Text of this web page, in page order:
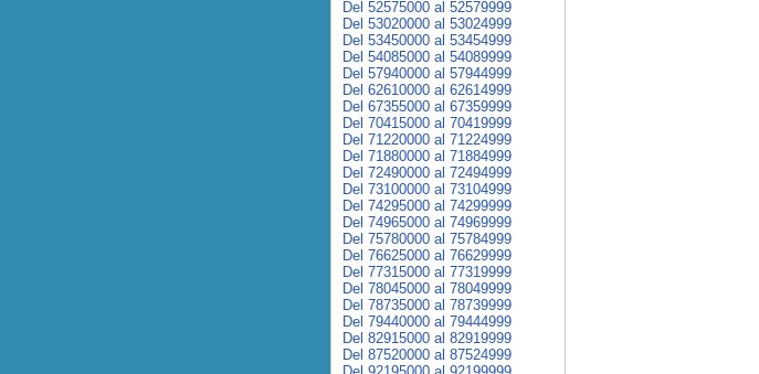
Del 52575000 al 52579999
Del 53020000 al 53024999
Del 53450000 al 53454999
Del 54085000 al 54089999
Del 57940000 al 57944999
Del 62610000 al 62614999
Del 67355000 al 67359999
Del 70415000 al 70419999
Del 71220000 al 71224999
Del 71880000 al 71884999
Del 72490000 al 72494999
Del 73100000 al 73104999
Del 74295000 al 74299999
Del 74965000 al 74969999
Del 75780000 al 75784999
Del 76625000 al 76629999
Del 77315000 al 77319999
Del 78045000 al 78049999
Del 78735000 al 78739999
Del 79440000 al 79444999
Del 82915000 al 82919999
Del 87520000 al 87524999